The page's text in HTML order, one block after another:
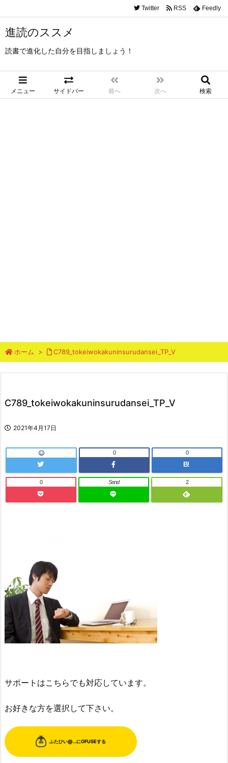
進読のススメ
読書で進化した自分を目指しましょう！
メニュー サイドバー 前へ 次へ 検索
Twitter RSS Feedly
ホーム > C789_tokeiwokakuninsurudansei_TP_V
C789_tokeiwokakuninsurudansei_TP_V
2021年4月17日
0
B!
0
0 Send 2
サポートはこちらでも対応しています。
お好きな方を選択して下さい。